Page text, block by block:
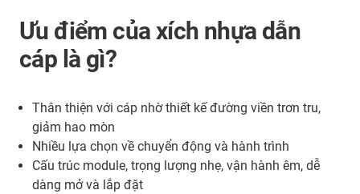
Ưu điểm của xích nhựa dẫn
cáp là gì?
Thân thiện với cáp nhờ thiết kế đường viền trơn tru,
giảm hao mòn
Nhiều lựa chọn về chuyển động và hành trình
Cấu trúc module, trọng lượng nhẹ, vận hành êm, dễ
dàng mở và lắp đặt